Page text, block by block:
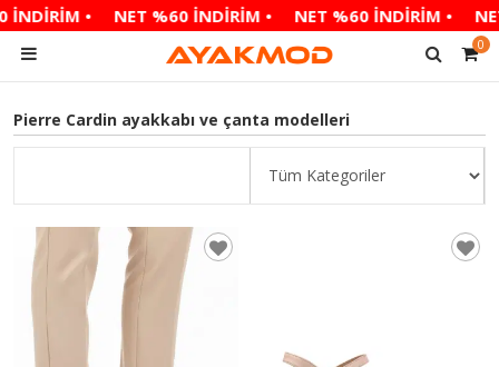
• NET %60 İNDİRİM • NET %60 İNDİRİM • NET
0
Pierre Cardin ayakkabı ve çanta modelleri